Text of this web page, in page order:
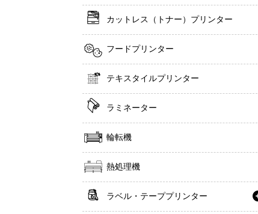
カットレス（トナー）プリンター
フードプリンター
テキスタイルプリンター
ラミネーター
輪転機
熱処理機
ラベル・テーププリンター